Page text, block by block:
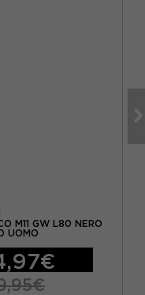
M11 GW L80 NERO
UOMO